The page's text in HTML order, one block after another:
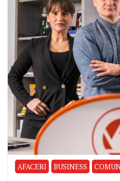
AFACERI BUSINESS